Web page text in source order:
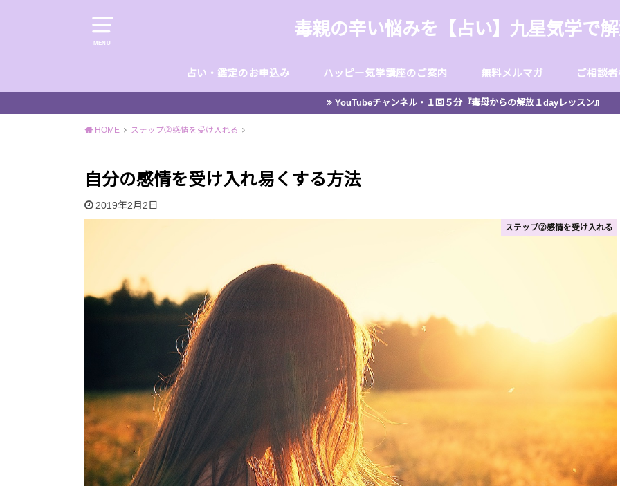
MENU
毒親の辛い悩みを【占い】九星気学で
占い・鑑定のお申込み ハッピー気学講座のご案内 無料メルマガ
【毒親に左右されない！幸せの
【なかゆめ堂の開運だより】
ご相談
YouTubeチャンネル・１回５分『毒母からの解放１dayレッスン』
HOME ステップ②感情を受け入れる
自分の感情を受け入れ易くする方法
2019年2月2日
ステップ②感情を受け入れる